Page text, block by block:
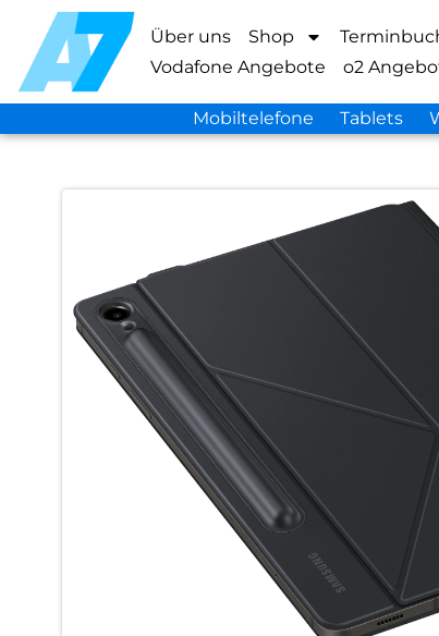
Über uns Shop
Vodafone Angebote
o2
Mobiltelefone Tablets